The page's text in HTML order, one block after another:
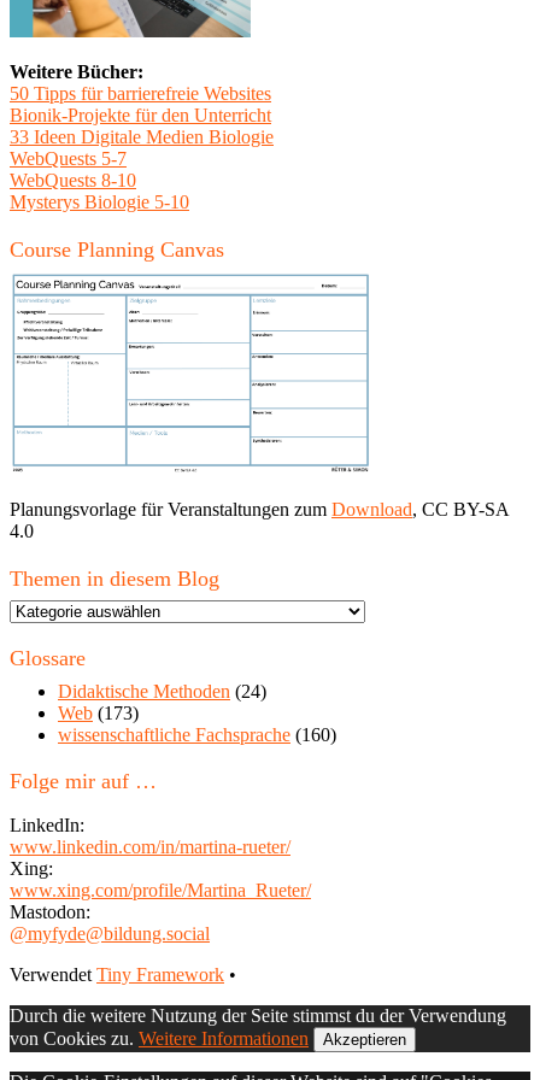
Weitere Bücher:
50 Tipps für barrierefreie Websites
Bionik-Projekte für den Unterricht
33 Ideen Digitale Medien Biologie
WebQuests 5-7
WebQuests 8-10
Mysterys Biologie 5-10
Course Planning Canvas
Planungsvorlage für Veranstaltungen zum Download, CC BY-SA
4.0
Themen in diesem Blog
Themen
diesem
Glossare
Didaktische Methoden (24)
Web (173)
wissenschaftliche Fachsprache (160)
Folge mir auf …
LinkedIn:
www.linkedin.com/in/martina-rueter/
Xing:
www.xing.com/profile/Martina_Rueter/
Mastodon:
@myfyde@bildung.social
Footer
Inhalt
VerwendetTiny Framework •
Durch die weitere Nutzung der Seite stimmst du der Verwendung
von Cookies zu. Weitere Informationen Akzeptieren